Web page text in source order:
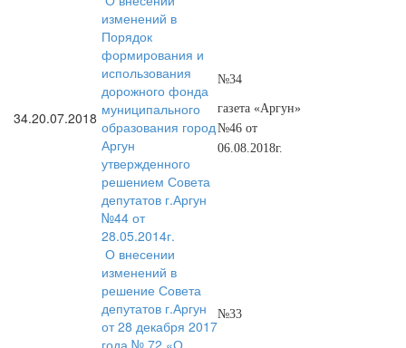
34.20.07.2018
изменений в
Порядок
формирования и
использования
дорожного фонда
муниципального
образования город
Аргун
утвержденного
решением Совета
депутатов г.Аргун
№44 от
28.05.2014г.
№34
газета «Аргун»
№46 от
06.08.2018г.
О внесении
изменений в
решение Совета
депутатов г.Аргун
от 28 декабря 2017
года № 72 «О
№33